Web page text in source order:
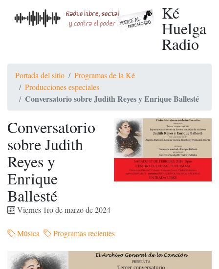
Ké
Huelga
Radio
Portada del sitio
Programas de la Ké
Producciones especiales
Conversatorio sobre Judith Reyes y Enrique Ballesté
Conversatorio
sobre Judith
Reyes y
Enrique
Ballesté
Viernes 1ro de marzo de 2024
Música Programas recientes